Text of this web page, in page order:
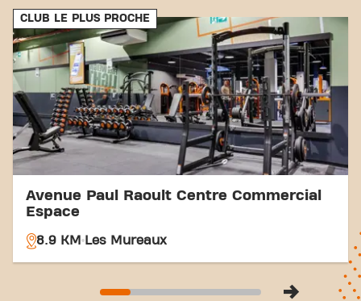
Fit Orgeval Route des Quarante-Sous et faites
partie de notre communauté fitness.
CLUB LE PLUS PROCHE
Avenue Paul Raoult Centre Commercial
Espace
8.9 KM Les Mureaux